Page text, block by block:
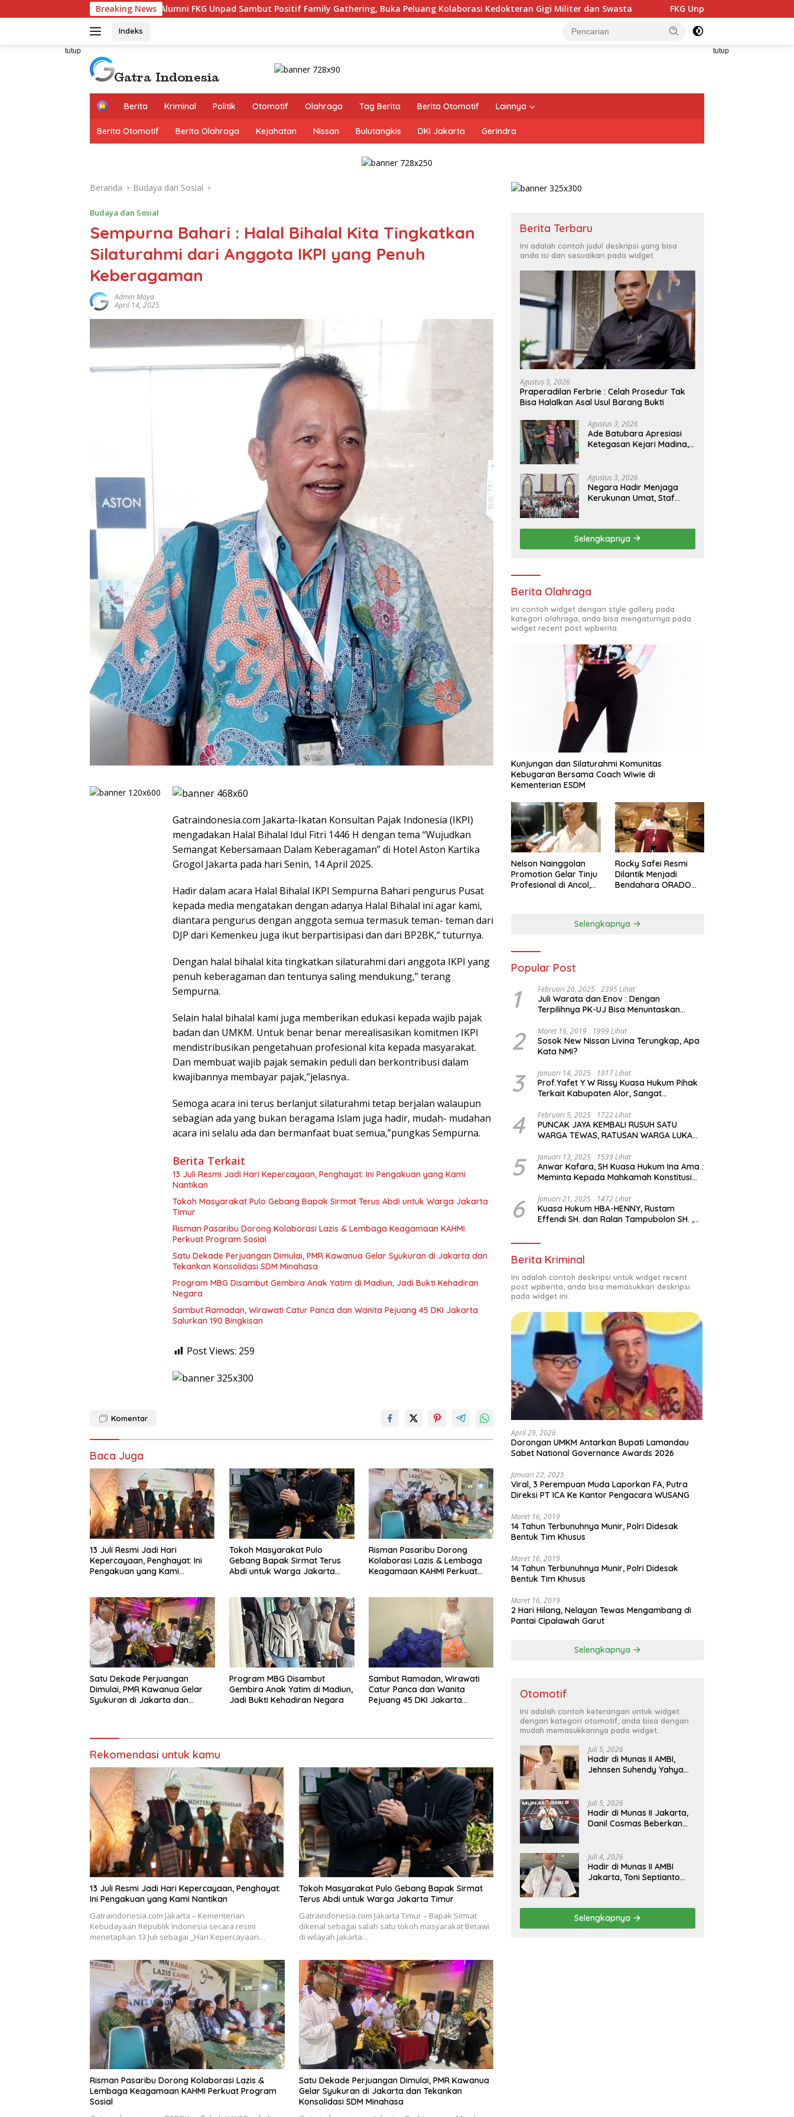
ke
Breaking News
Alumni FKG Unpad Sambut Positif Family Gathering, Buka Peluang Kolaborasi Kedokteran Gigi Militer dan Swasta FKG Unpad Gandeng Krista Exhibitions dan Rangkul
Indeks
tutup tutup
H
m
e
Berita Kriminal Politik Otomotif Olahraga Tag Berita Berita Otomotif Lainnya
Berita Otomotif Berita Olahraga Kejahatan Nissan Bulutangkis DKI Jakarta Gerindra
Beranda Budaya dan Sosial
Budaya dan Sosial
Sempurna Bahari : Halal Bihalal Kita Tingkatkan
Silaturahmi dari Anggota IKPI yang Penuh
Keberagaman
Admin Maya
April 14, 2025
Gatraindonesia.com Jakarta-Ikatan Konsultan Pajak Indonesia (IKPI)
mengadakan Halal Bihalal Idul Fitri 1446 H dengan tema “Wujudkan
Semangat Kebersamaan Dalam Keberagaman” di Hotel Aston Kartika
Grogol Jakarta pada hari Senin, 14 April 2025.
Hadir dalam acara Halal Bihalal IKPI Sempurna Bahari pengurus Pusat
kepada media mengatakan dengan adanya Halal Bihalal ini agar kami,
diantara pengurus dengan anggota semua termasuk teman- teman dari
DJP dari Kemenkeu juga ikut berpartisipasi dan dari BP2BK,” tuturnya.
Dengan halal bihalal kita tingkatkan silaturahmi dari anggota IKPI yang
penuh keberagaman dan tentunya saling mendukung,” terang
Sempurna.
Selain halal bihalal kami juga memberikan edukasi kepada wajib pajak
badan dan UMKM. Untuk benar benar merealisasikan komitmen IKPI
mendistribusikan pengetahuan profesional kita kepada masyarakat.
Dan membuat wajib pajak semakin peduli dan berkontribusi dalam
kwajibannya membayar pajak,”jelasnya..
Semoga acara ini terus berlanjut silaturahmi tetap berjalan walaupun
sebagian ada yang bukan beragama Islam juga hadir, mudah- mudahan
acara ini selalu ada dan bermanfaat buat semua,”pungkas Sempurna.
Berita Terkait
13 Juli Resmi Jadi Hari Kepercayaan, Penghayat: Ini Pengakuan yang Kami
Nantikan
Tokoh Masyarakat Pulo Gebang Bapak Sirmat Terus Abdi untuk Warga Jakarta
Timur
Risman Pasaribu Dorong Kolaborasi Lazis & Lembaga Keagamaan KAHMI
Perkuat Program Sosial
Satu Dekade Perjuangan Dimulai, PMR Kawanua Gelar Syukuran di Jakarta dan
Tekankan Konsolidasi SDM Minahasa
Program MBG Disambut Gembira Anak Yatim di Madiun, Jadi Bukti Kehadiran
Negara
Sambut Ramadan, Wirawati Catur Panca dan Wanita Pejuang 45 DKI Jakarta
Salurkan 190 Bingkisan
Post Views: 259
Komentar
Baca Juga
13 Juli Resmi Jadi Hari
Kepercayaan, Penghayat: Ini
Pengakuan yang Kami
Tokoh Masyarakat Pulo
Gebang Bapak Sirmat Terus
Abdi untuk Warga Jakarta
Risman Pasaribu Dorong
Kolaborasi Lazis & Lembaga
Keagamaan KAHMI Perkuat
Satu Dekade Perjuangan
Dimulai, PMR Kawanua Gelar
Syukuran di Jakarta dan
Program MBG Disambut
Gembira Anak Yatim di Madiun,
Jadi Bukti Kehadiran Negara
Sambut Ramadan, Wirawati
Catur Panca dan Wanita
Pejuang 45 DKI Jakarta
Rekomendasi untuk kamu
13 Juli Resmi Jadi Hari Kepercayaan, Penghayat:
Ini Pengakuan yang Kami Nantikan
Gatraindonesia.com Jakarta – Kementerian
Kebudayaan Republik Indonesia secara resmi
menetapkan 13 Juli sebagai _Hari Kepercayaan…
Tokoh Masyarakat Pulo Gebang Bapak Sirmat
Terus Abdi untuk Warga Jakarta Timur
Gatraindonesia.com Jakarta Timur – Bapak Sirmat
dikenal sebagai salah satu tokoh masyarakat Betawi
di wilayah Jakarta…
Risman Pasaribu Dorong Kolaborasi Lazis &
Lembaga Keagamaan KAHMI Perkuat Program
Sosial
Satu Dekade Perjuangan Dimulai, PMR Kawanua
Gelar Syukuran di Jakarta dan Tekankan
Konsolidasi SDM Minahasa
Berita Terbaru
Ini adalah contoh judul deskripsi yang bisa
anda isi dan sesuaikan pada widget
Agustus 5, 2026
Praperadilan Ferbrie : Celah Prosedur Tak
Bisa Halalkan Asal Usul Barang Bukti
Agustus 3, 2026
Ade Batubara Apresiasi
Ketegasan Kejari Madina,
Status Seluruh Pihak yang
Diduga Terlibat Kasus
Smart Village
Agustus 3, 2026
Negara Hadir Menjaga
Kerukunan Umat, Staf
Penyelesaian Chapel USU
Selengkapnya
Berita Olahraga
Ini contoh widget dengan style gallery pada
kategori olahraga, anda bisa mengaturnya pada
widget recent post wpberita.
Kunjungan dan Silaturahmi Komunitas
Kebugaran Bersama Coach Wiwie di
Kementerian ESDM
Nelson Nainggolan
Promotion Gelar Tinju
Profesional di Ancol,
Rocky Safei Resmi
Dilantik Menjadi
Bendahara ORADO
Selengkapnya
Popular Post
1 Februari 20, 2025 2395 Lihat
Juli Warata dan Enov : Dengan
Terpilihnya PK-UJ Bisa Menuntaskan
Orang yang Miskin di Kabupaten Sumba
Tengah
2 Maret 16, 2019 1999 Lihat
Sosok New Nissan Livina Terungkap, Apa
Kata NMI?
3 Januari 14, 2025 1917 Lihat
Prof.Yafet Y W Rissy Kuasa Hukum Pihak
Terkait Kabupaten Alor, Sangat
Keputusan yang Hikmat oleh Bapak
Imanuel dan Bapak Rey Mencabut
Gugatannya ke MK
4 Februari 5, 2025 1722 Lihat
PUNCAK JAYA KEMBALI RUSUH SATU
WARGA TEWAS, RATUSAN WARGA LUKA
TERBAKAR
5 Januari 13, 2025 1539 Lihat
Anwar Kafara, SH Kuasa Hukum Ina Ama :
Meminta Kepada Mahkamah Konstitusi
TPS Bermasalah
6 Januari 21, 2025 1472 Lihat
Kuasa Hukum HBA-HENNY, Rustam
Effendi SH. dan Ralan Tampubolon SH. ,
di MK9
Berita Kriminal
Ini adalah contoh deskripsi untuk widget recent
post wpberita, anda bisa memasukkan deskripsi
pada widget ini.
April 29, 2026
Dorongan UMKM Antarkan Bupati Lamandau
Sabet National Governance Awards 2026
Januari 22, 2025
Viral, 3 Perempuan Muda Laporkan FA, Putra
Direksi PT ICA Ke Kantor Pengacara WUSANG
Maret 16, 2019
14 Tahun Terbunuhnya Munir, Polri Didesak
Bentuk Tim Khusus
Maret 16, 2019
14 Tahun Terbunuhnya Munir, Polri Didesak
Bentuk Tim Khusus
Maret 16, 2019
2 Hari Hilang, Nelayan Tewas Mengambang di
Pantai Cipalawah Garut
Selengkapnya
Otomotif
Ini adalah contoh keterangan untuk widget
dengan kategori otomotif, anda bisa dengan
mudah memasukkannya pada widget.
Juli 5, 2026
Hadir di Munas II AMBI,
Jehnsen Suhendy Yahya
Kelas
Juli 5, 2026
Hadir di Munas II Jakarta,
Danil Cosmas Beberkan
Juli 4, 2026
Hadir di Munas II AMBI
Jakarta, Toni Septianto
Masyarakat
Selengkapnya